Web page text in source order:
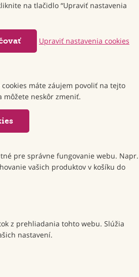
na tlačidlo “Upraviť nastavenia
Upraviť nastavenia cookies
máte záujem povoliť na tejto
môžete neskôr zmeniť.
pre správne fungovanie webu. Napr.
vašich produktov v košíku do
z prehliadania tohto webu. Slúžia
nastavení.